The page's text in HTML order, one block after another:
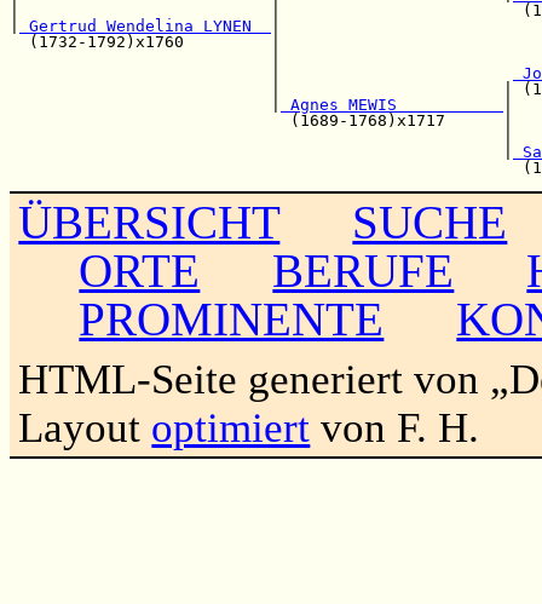
|                          |
Gertrud Wendelina LYNEN
(1732-1792)x1760
|
Agnes MEWIS
(1689-
ÜBERSICHT
SUCHE
ORTE
BERUFE
PROMINENTE
HTML-Seite generiert von
Layout optimiert von F. H.